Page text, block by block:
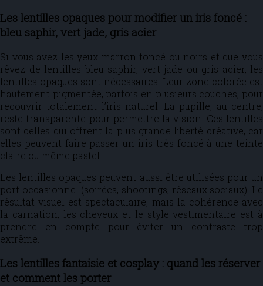
Les lentilles opaques pour modifier un iris foncé :
bleu saphir, vert jade, gris acier
Si vous avez les yeux marron foncé ou noirs et que vous
rêvez de lentilles bleu saphir, vert jade ou gris acier, les
lentilles opaques sont nécessaires. Leur zone colorée est
hautement pigmentée, parfois en plusieurs couches, pour
recouvrir totalement l’iris naturel. La pupille, au centre,
reste transparente pour permettre la vision. Ces lentilles
sont celles qui offrent la plus grande liberté créative, car
elles peuvent faire passer un iris très foncé à une teinte
claire ou même pastel.
Les lentilles opaques peuvent aussi être utilisées pour un
port occasionnel (soirées, shootings, réseaux sociaux). Le
résultat visuel est spectaculaire, mais la cohérence avec
la carnation, les cheveux et le style vestimentaire est à
prendre en compte pour éviter un contraste trop
extrême.
Les lentilles fantaisie et cosplay : quand les réserver
et comment les porter